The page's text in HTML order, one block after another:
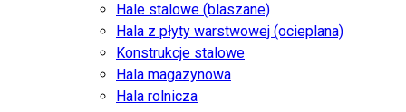
Hale stalowe (blaszane)
Hala z płyty warstwowej (ocieplana)
Konstrukcje stalowe
Hala magazynowa
Hala rolnicza